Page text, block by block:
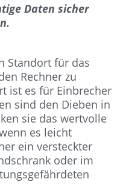
Daten sicher
Standort für das
Rechner zu
ist es für Einbrecher
sind den Dieben in
sie das wertvolle
es leicht
ein versteckter
oder im